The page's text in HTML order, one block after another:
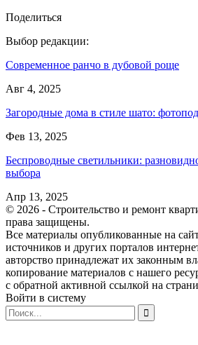
Поделиться
Выбор редакции:
Современное ранчо в дубовой роще
Авг 4, 2025
Загородные дома в стиле шато:
Фев 13, 2025
Беспроводные светильники:
выбора
Апр 13, 2025
© 2026 - Строительство и ремонт
права защищены.
Все материалы опубликованные на
источников и других порталов
авторство принадлежат их законным
копирование материалов с нашего
с обратной активной ссылкой на
Войти в систему